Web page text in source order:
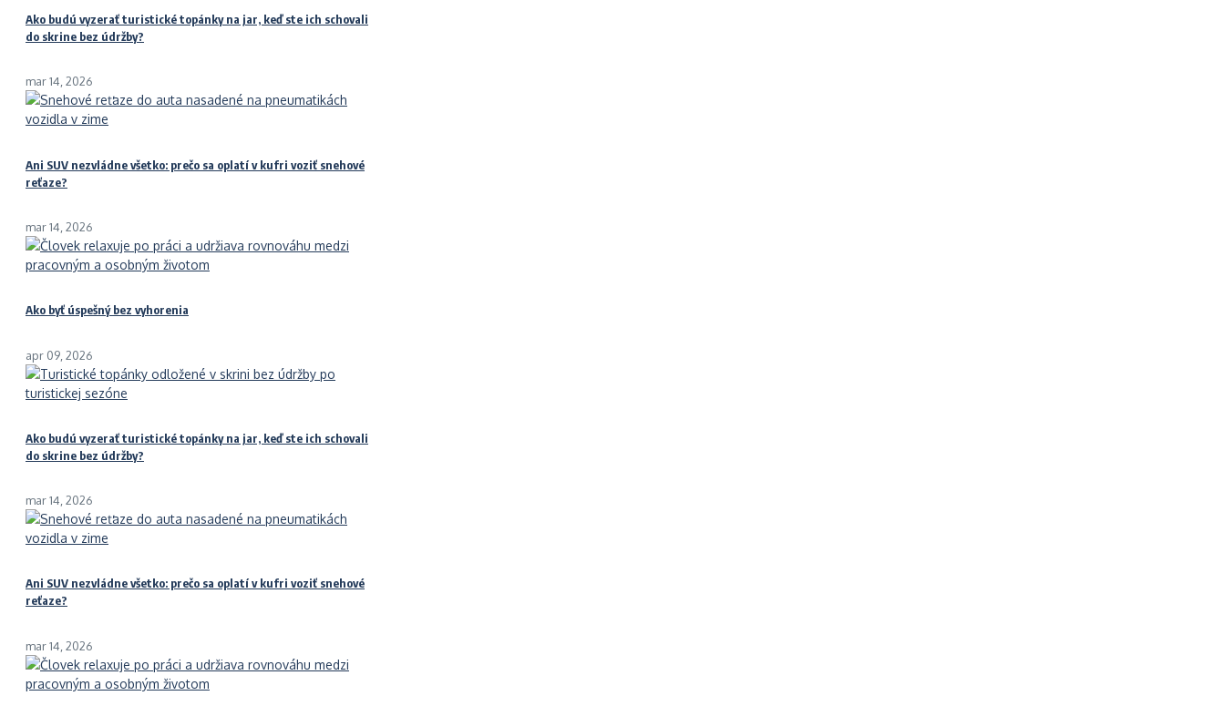
Ako budú vyzerať turistické topánky na jar, keď ste ich schovali
do skrine bez údržby?
mar 14, 2026
Ani SUV nezvládne všetko: prečo sa oplatí v kufri voziť snehové
reťaze?
mar 14, 2026
Ako byť úspešný bez vyhorenia
apr 09, 2026
Ako budú vyzerať turistické topánky na jar, keď ste ich schovali
do skrine bez údržby?
mar 14, 2026
Ani SUV nezvládne všetko: prečo sa oplatí v kufri voziť snehové
reťaze?
mar 14, 2026